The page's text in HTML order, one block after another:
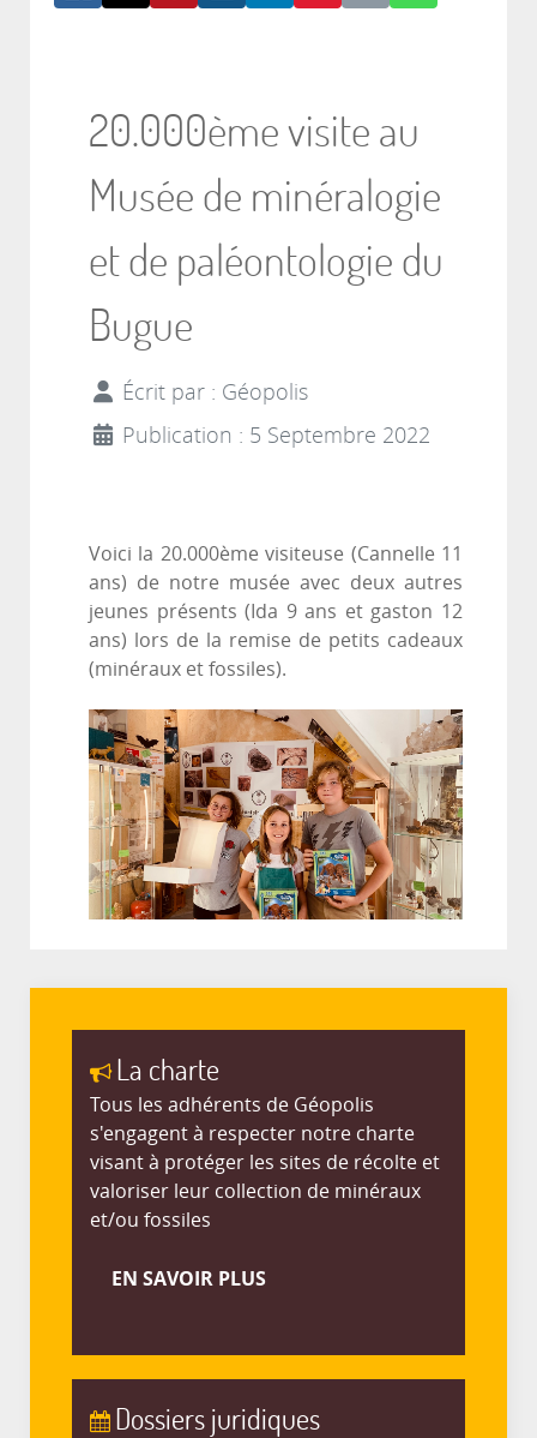
20.000ème visite au
Musée de minéralogie
et de paléontologie du
Bugue
Écrit par : Géopolis
Publication : 5 Septembre 2022
Voici la 20.000ème visiteuse (Cannelle 11
ans) de notre musée avec deux autres
jeunes présents (Ida 9 ans et gaston 12
ans) lors de la remise de petits cadeaux
(minéraux et fossiles).
La charte
Tous les adhérents de Géopolis
s'engagent à respecter notre charte
visant à protéger les sites de récolte et
valoriser leur collection de minéraux
et/ou fossiles
EN SAVOIR PLUS
Dossiers juridiques